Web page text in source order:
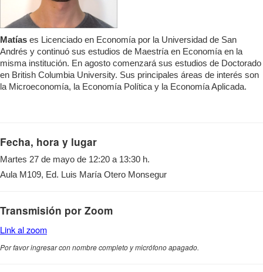
Matías es Licenciado en Economía por la Universidad de San
Andrés y continuó sus estudios de Maestría en Economía en la
misma institución. En agosto comenzará sus estudios de Doctorado
en British Columbia University. Sus principales áreas de interés son
la Microeconomía, la Economía Política y la Economía Aplicada.
Fecha, hora y lugar
Martes 27 de mayo de 12:20 a 13:30 h.
Aula M109, Ed. Luis María Otero Monsegur
Transmisión por Zoom
Link al zoom
Por favor ingresar con nombre completo y micrófono apagado.